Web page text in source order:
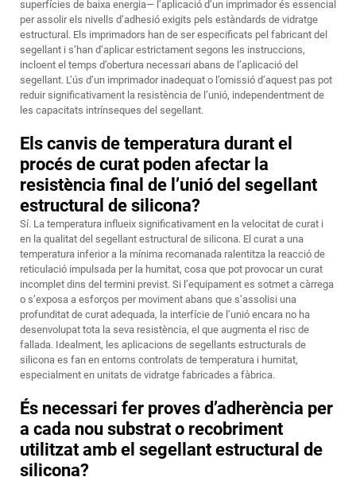
superfícies de baixa energia— l’aplicació d’un imprimador és essencial
per assolir els nivells d’adhesió exigits pels estàndards de vidratge
estructural. Els imprimadors han de ser especificats pel fabricant del
segellant i s’han d’aplicar estrictament segons les instruccions,
incloent el temps d’obertura necessari abans de l’aplicació del
segellant. L’ús d’un imprimador inadequat o l’omissió d’aquest pas pot
reduir significativament la resistència de l’unió, independentment de
les capacitats intrínseques del segellant.
Els canvis de temperatura durant el
procés de curat poden afectar la
resistència final de l’unió del segellant
estructural de silicona?
Sí. La temperatura influeix significativament en la velocitat de curat i
en la qualitat del segellant estructural de silicona. El curat a una
temperatura inferior a la mínima recomanada ralentitza la reacció de
reticulació impulsada per la humitat, cosa que pot provocar un curat
incomplet dins del termini previst. Si l’equipament es sotmet a càrrega
o s’exposa a esforços per moviment abans que s’assolisi una
profunditat de curat adequada, la interfície de l’unió encara no ha
desenvolupat tota la seva resistència, el que augmenta el risc de
fallada. Idealment, les aplicacions de segellants estructurals de
silicona es fan en entorns controlats de temperatura i humitat,
especialment en unitats de vidratge fabricades a fàbrica.
És necessari fer proves d’adherència per
a cada nou substrat o recobriment
utilitzat amb el segellant estructural de
silicona?